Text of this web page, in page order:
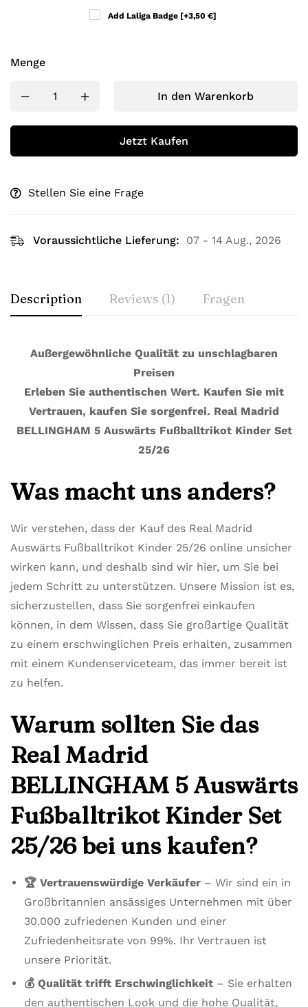
Add Laliga Badge [+3,50 €]
Menge
In den Warenkorb
Jetzt Kaufen
Stellen Sie eine Frage
Voraussichtliche Lieferung: 07 - 14 Aug., 2026
Description Reviews (1) Fragen
Außergewöhnliche Qualität zu unschlagbaren
Preisen
Erleben Sie authentischen Wert. Kaufen Sie mit
Vertrauen, kaufen Sie sorgenfrei. Real Madrid
BELLINGHAM 5 Auswärts Fußballtrikot Kinder Set
25/26
Was macht uns anders?
Wir verstehen, dass der Kauf des Real Madrid
Auswärts Fußballtrikot Kinder 25/26 online unsicher
wirken kann, und deshalb sind wir hier, um Sie bei
jedem Schritt zu unterstützen. Unsere Mission ist es,
sicherzustellen, dass Sie sorgenfrei einkaufen
können, in dem Wissen, dass Sie großartige Qualität
zu einem erschwinglichen Preis erhalten, zusammen
mit einem Kundenserviceteam, das immer bereit ist
zu helfen.
Warum sollten Sie das
Real Madrid
BELLINGHAM 5 Auswärts
Fußballtrikot Kinder Set
25/26 bei uns kaufen?
🏆 Vertrauenswürdige Verkäufer – Wir sind ein in
Großbritannien ansässiges Unternehmen mit über
30.000 zufriedenen Kunden und einer
Zufriedenheitsrate von 99%. Ihr Vertrauen ist
unsere Priorität.
💰 Qualität trifft Erschwinglichkeit – Sie erhalten
den authentischen Look und die hohe Qualität,